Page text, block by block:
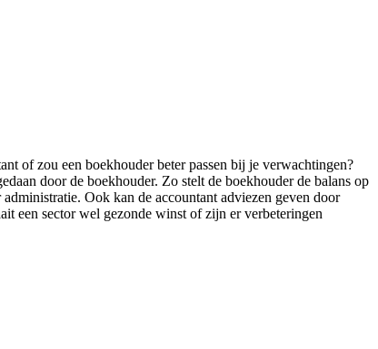
of zou een boekhouder beter passen bij je verwachtingen?
door de boekhouder. Zo stelt de boekhouder de balans op
Ook kan de accountant adviezen geven door
een sector wel gezonde winst of zijn er verbeteringen